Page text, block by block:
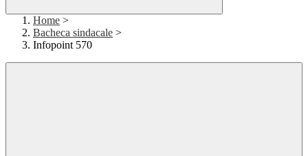
Home >
Bacheca sindacale >
Infopoint 570